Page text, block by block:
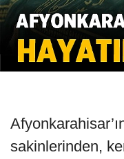
sakinlerinden,